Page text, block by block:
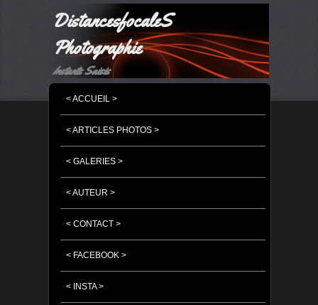
DistancesfocaleS
Photographie
Instants Saisis
MASQUER LA NAVIGATION PRINCIPALE
MASQUER LA NAVIGATION SECONDAIRE
< ACCUEIL >
< ARTICLES PHOTOS >
< GALERIES >
< AUTEUR >
< CONTACT >
< FACEBOOK >
< INSTA >